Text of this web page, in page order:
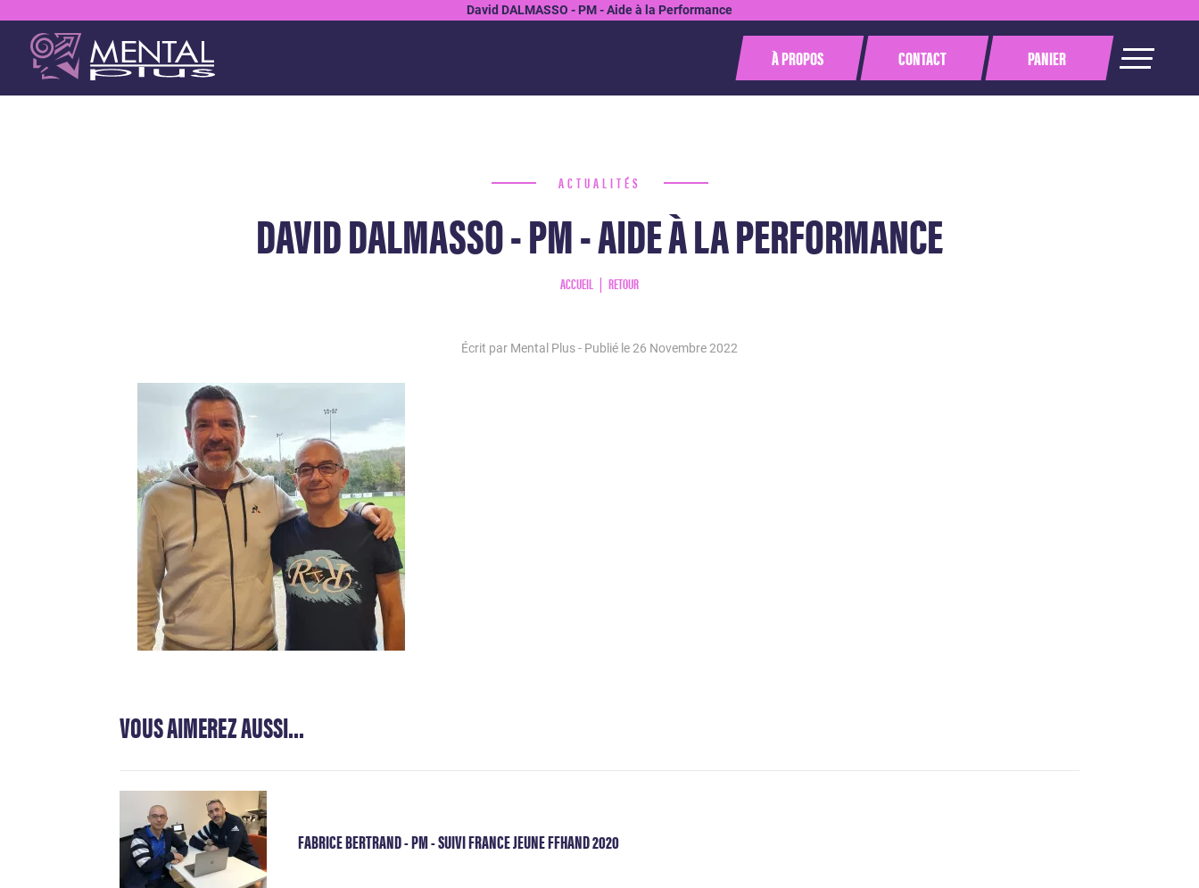
David DALMASSO - PM - Aide à la Performance
À PROPOS CONTACT PANIER
ACTUALITÉS
DAVID DALMASSO - PM - AIDE À LA PERFORMANCE
ACCUEIL RETOUR
Écrit par Mental Plus - Publié le26 Novembre 2022
VOUS AIMEREZ AUSSI...
FABRICE BERTRAND - PM - SUIVI FRANCE JEUNE FFHAND 2020